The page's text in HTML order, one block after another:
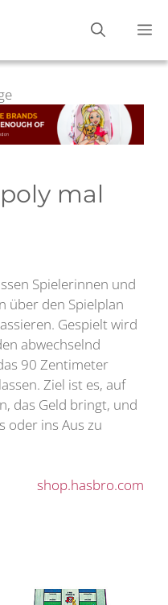
mal
Spielerinnen und
über den Spielplan
Gespielt wird
abwechselnd
90 Zentimeter
Ziel ist es, auf
das Geld bringt, und
oder ins Aus zu
shop.hasbro.com